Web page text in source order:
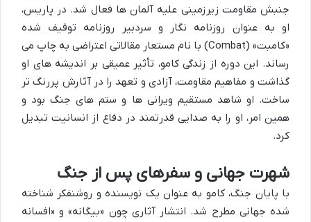
جنبش مقاومت زیرزمینی علیه آلمان ها فعال شد. در پاریس،
او به عنوان روزنامه نگار و سردبیر روزنامه توقیف شده
«کامبت» (Combat) با نام مستعار مقالاتی اعتراضی به چاپ می
رساند. این دوره از زندگی کامو، تأثیر عمیقی بر اندیشه های او
گذاشت و مفاهیم مقاومت، آزادی و تعهد را در آثارش پررنگ تر
ساخت. او شاهد مستقیم ویرانی ها و ستم های جنگ بود و
همین امر، او را به صدایی قدرتمند در دفاع از انسانیت تبدیل
کرد.
شهرت جهانی و سفرهای پس از جنگ
با پایان جنگ، کامو به عنوان یک نویسنده و روشنفکر شناخته
شده جهانی مطرح شد. انتشار آثاری چون «بیگانه» و «افسانه